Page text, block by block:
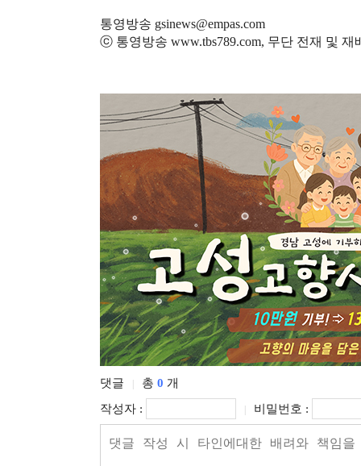
통영방송 gsinews@empas.com
ⓒ 통영방송 www.tbs789.com, 무단 전재 및 재
댓글 총 0 개
작성자 :
비밀번호 :